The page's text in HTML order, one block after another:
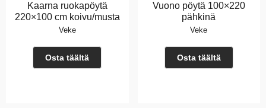
Kaarna ruokapöytä
220×100 cm koivu/musta
Veke
Osta täältä
Vuono pöytä 100×220
pähkinä
Veke
Osta täältä